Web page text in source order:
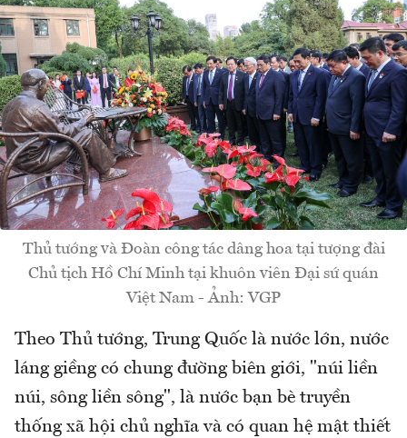
Thủ tướng và Đoàn công tác dâng hoa tại tượng đài
Chủ tịch Hồ Chí Minh tại khuôn viên Đại sứ quán
Việt Nam - Ảnh: VGP
Theo Thủ tướng, Trung Quốc là nước lớn, nước
láng giềng có chung đường biên giới, "núi liền
núi, sông liền sông", là nước bạn bè truyền
thống xã hội chủ nghĩa và có quan hệ mật thiết